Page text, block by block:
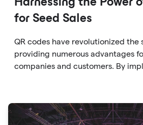
Harnessing the Power
for Seed Sales
QR codes have revolutionized the
providing numerous advantages
companies and customers. By
customer experience and
process.